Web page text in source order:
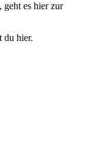
geht es hier zur
du hier.